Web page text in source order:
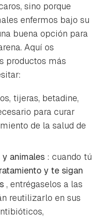
sino porque
enfermos bajo su
buena opción para
Aquí os
productos más
tijeras, betadine,
para curar
de la salud de
animales : cuando tú
y te sigan
, entrégaselos a las
reutilizarlo en sus